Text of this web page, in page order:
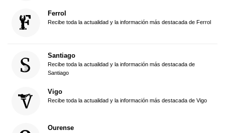
Ferrol
Recibe toda la actualidad y la información más destacada de Ferrol
Santiago
Recibe toda la actualidad y la información más destacada de
Santiago
Vigo
Recibe toda la actualidad y la información más destacada de Vigo
Ourense